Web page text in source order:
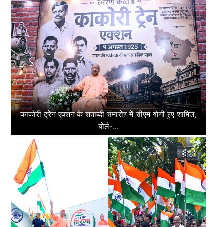
काकोरी ट्रेन एक्शन के शताब्दी समारोह में सीएम योगी हुए शामिल,
बोले-...